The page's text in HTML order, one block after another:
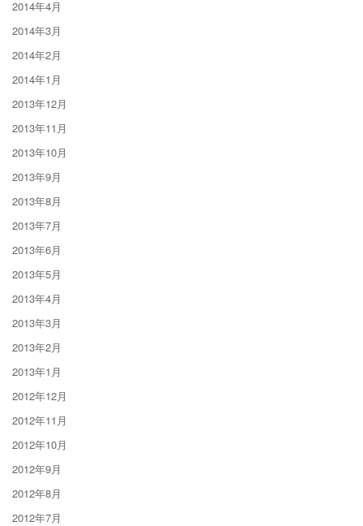
2014年4月
2014年3月
2014年2月
2014年1月
2013年12月
2013年11月
2013年10月
2013年9月
2013年8月
2013年7月
2013年6月
2013年5月
2013年4月
2013年3月
2013年2月
2013年1月
2012年12月
2012年11月
2012年10月
2012年9月
2012年8月
2012年7月